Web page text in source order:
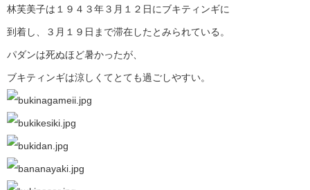
林芙美子は１９４３年３月１２日にブキティンギに
到着し、３月１９日まで滞在したとみられている。
パダンは死ぬほど暑かったが、
ブキティンギは涼しくてとても過ごしやすい。